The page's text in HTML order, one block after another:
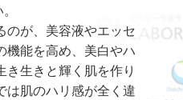
のが、美容液やエッセ
機能を高め、美白やハ
生きと輝く肌を作り
は肌のハリ感が全く違